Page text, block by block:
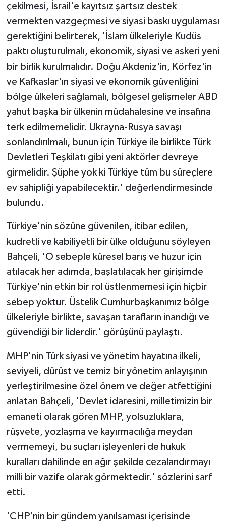
çekilmesi, İsrail'e kayıtsız şartsız destek
vermekten vazgeçmesi ve siyasi baskı uygulaması
gerektiğini belirterek, 'İslam ülkeleriyle Kudüs
paktı oluşturulmalı, ekonomik, siyasi ve askeri yeni
bir birlik kurulmalıdır. Doğu Akdeniz'in, Körfez'in
ve Kafkaslar'ın siyasi ve ekonomik güvenliğini
bölge ülkeleri sağlamalı, bölgesel gelişmeler ABD
yahut başka bir ülkenin müdahalesine ve insafına
terk edilmemelidir. Ukrayna-Rusya savaşı
sonlandırılmalı, bunun için Türkiye ile birlikte Türk
Devletleri Teşkilatı gibi yeni aktörler devreye
girmelidir. Şüphe yok ki Türkiye tüm bu süreçlere
ev sahipliği yapabilecektir.' değerlendirmesinde
bulundu.
Türkiye'nin sözüne güvenilen, itibar edilen,
kudretli ve kabiliyetli bir ülke olduğunu söyleyen
Bahçeli, 'O sebeple küresel barış ve huzur için
atılacak her adımda, başlatılacak her girişimde
Türkiye'nin etkin bir rol üstlenmemesi için hiçbir
sebep yoktur. Üstelik Cumhurbaşkanımız bölge
ülkeleriyle birlikte, savaşan tarafların inandığı ve
güvendiği bir liderdir.' görüşünü paylaştı.
MHP'nin Türk siyasi ve yönetim hayatına ilkeli,
seviyeli, dürüst ve temiz bir yönetim anlayışının
yerleştirilmesine özel önem ve değer atfettiğini
anlatan Bahçeli, 'Devlet idaresini, milletimizin bir
emaneti olarak gören MHP, yolsuzluklara,
rüşvete, yozlaşma ve kayırmacılığa meydan
vermemeyi, bu suçları işleyenleri de hukuk
kuralları dahilinde en ağır şekilde cezalandırmayı
milli bir vazife olarak görmektedir.' sözlerini sarf
etti.
'CHP'nin bir gündem yanılsaması içerisinde